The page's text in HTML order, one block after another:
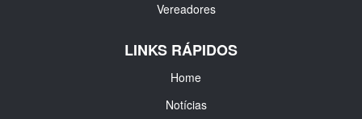
Vereadores
LINKS RÁPIDOS
Home
Notícias